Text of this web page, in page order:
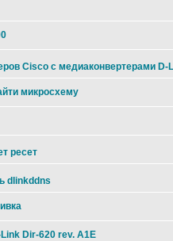
Cisco c медиаконвертерами D-
микросхему
ресет
dlinkddns
Dir-620 rev. A1E